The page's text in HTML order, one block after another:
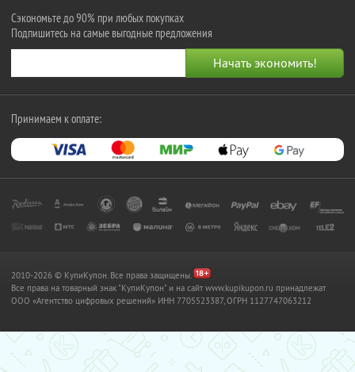
Сэкономьте до 90% при любых покупках
Подпишитесь на самые выгодные предложения
Принимаем к оплате:
2010-2026 © КупиКупон. Все права защищены.
Все права на товарный знак "КупиКупон" и на сайт www.kupikupon.ru принадлежат
OOO «Агентство цифровых решений» ИНН 7705523387, ОГРН 1127747063212